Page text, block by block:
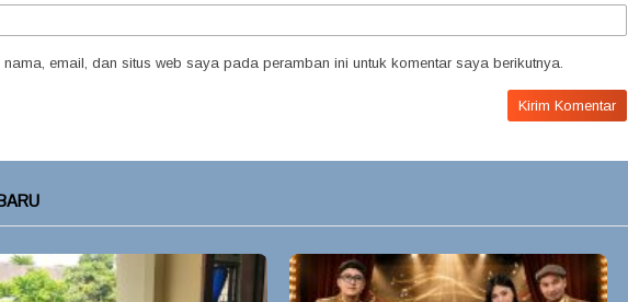
nama, email, dan situs web saya pada peramban ini untuk komentar saya berikutnya.